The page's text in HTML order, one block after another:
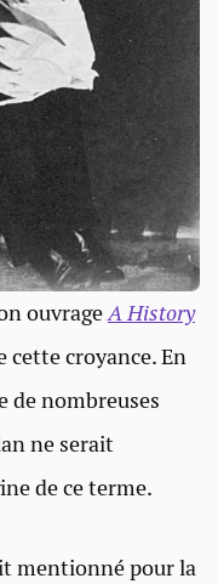
ouvrageA History
cette croyance. En
de nombreuses
ne serait
de ce terme.
mentionné pour la